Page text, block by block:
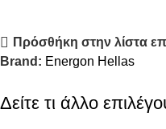
Πρόσθήκη στην λίστα
Brand: Energon Hellas
Δείτε τι άλλο